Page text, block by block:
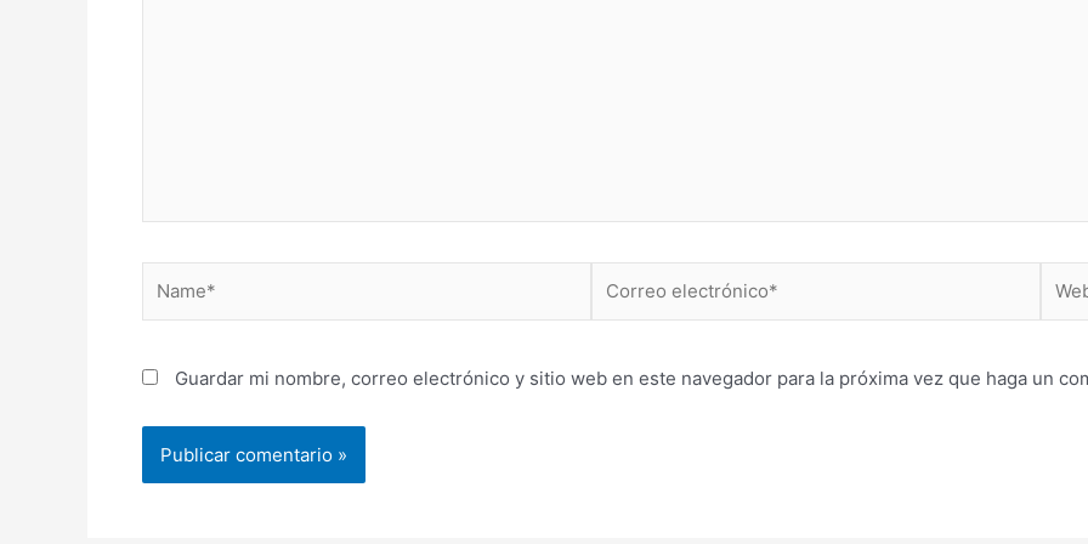
electrónico*
Guardar mi nombre, correo electrónico y sitio web en este navegador para la próxima vez que haga un